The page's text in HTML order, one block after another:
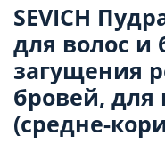
SEVICH
для волос и
загущения
бровей, для
(средне-